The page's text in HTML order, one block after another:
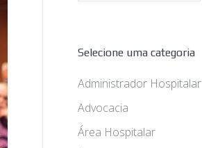
Selecione uma categoria
Administrador Hospitalar
Advocacia
Área Hospitalar